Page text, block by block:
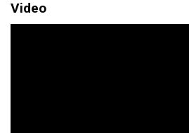
Video